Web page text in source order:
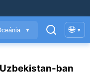
▼ 🌐 ▾
ban